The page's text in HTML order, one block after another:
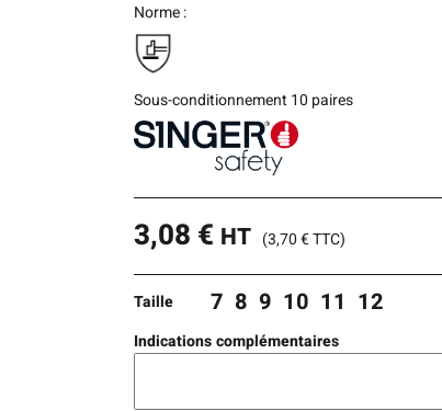
Norme :
Sous-conditionnement 10 paires
3,08 € HT (3,70€TTC)
Taille 7 8 9 10 11 12
Indications complémentaires